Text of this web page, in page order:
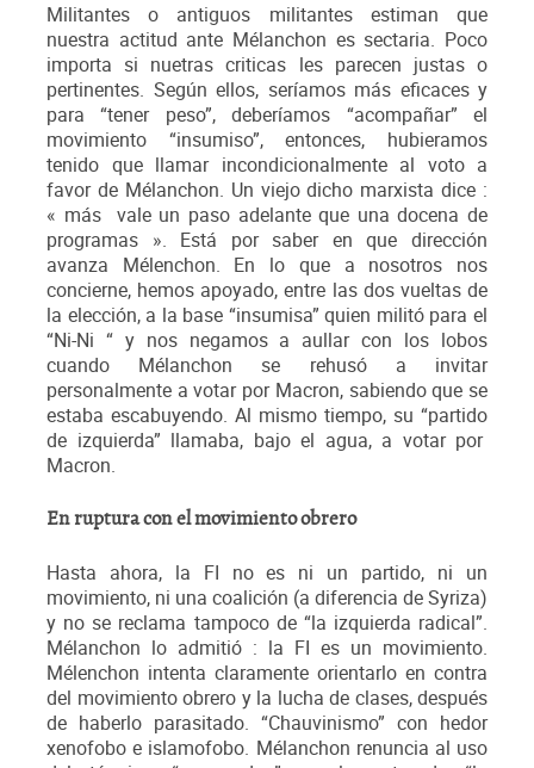
Militantes o antiguos militantes estiman que
nuestra actitud ante Mélanchon es sectaria. Poco
importa si nuetras criticas les parecen justas o
pertinentes. Según ellos, seríamos más eficaces y
para “tener peso”, deberíamos “acompañar” el
movimiento “insumiso”, entonces, hubieramos
tenido que llamar incondicionalmente al voto a
favor de Mélanchon. Un viejo dicho marxista dice :
« más vale un paso adelante que una docena de
programas ». Está por saber en que dirección
avanza Mélenchon. En lo que a nosotros nos
concierne, hemos apoyado, entre las dos vueltas de
la elección, a la base “insumisa” quien militó para el
“Ni-Ni “ y nos negamos a aullar con los lobos
cuando Mélanchon se rehusó a invitar
personalmente a votar por Macron, sabiendo que se
estaba escabuyendo. Al mismo tiempo, su “partido
de izquierda” llamaba, bajo el agua, a votar por
Macron.
En ruptura con el movimiento obrero
Hasta ahora, la FI no es ni un partido, ni un
movimiento, ni una coalición (a diferencia de Syriza)
y no se reclama tampoco de “la izquierda radical”.
Mélanchon lo admitió : la FI es un movimiento.
Mélenchon intenta claramente orientarlo en contra
del movimiento obrero y la lucha de clases, después
de haberlo parasitado. “Chauvinismo” con hedor
xenofobo e islamofobo. Mélanchon renuncia al uso